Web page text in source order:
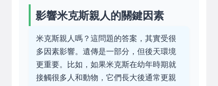
影響米克斯親人的關鍵因素
米克斯親人嗎？這問題的答案，其實受很
多因素影響。遺傳是一部分，但後天環境
更重要。比如，如果米克斯在幼年時期就
接觸很多人和動物，它們長大後通常更親